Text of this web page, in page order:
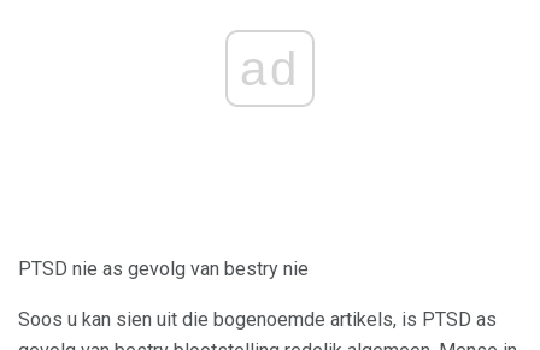
ad
PTSD nie as gevolg van bestry nie
Soos u kan sien uit die bogenoemde artikels, is PTSD as